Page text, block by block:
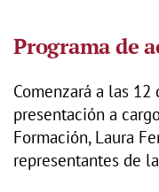
Programa de
Comenzará a las
presentación a
Formación, Laura
representantes de